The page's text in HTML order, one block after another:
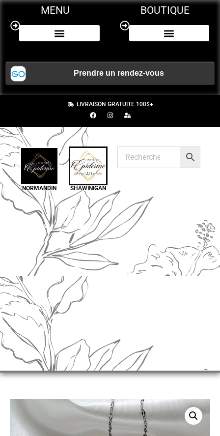
MENU BOUTIQUE
LIVRAISON GRATUITE 100$+
NORMANDIN SHAWINIGAN